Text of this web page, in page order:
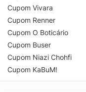
Cupom Vivara
Cupom Renner
Cupom O Boticário
Cupom Buser
Cupom Niazi Chohfi
Cupom KaBuM!